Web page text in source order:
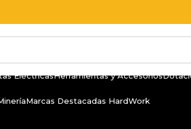
EléctricasHerramientas y Accesorios
Marcas Destacadas HardWork